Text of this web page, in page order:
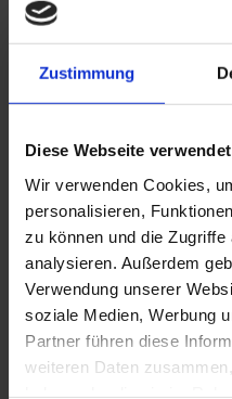
Zustimmung
Diese Webseite
Wir verwenden Cookies,
personalisieren,
zu können und die
analysieren. Außerdem
Verwendung unserer
soziale Medien, Werbung
Partner führen diese
weiteren Daten
AmrumTouristik AöR
Anschrift: Inselstr. 14,
Telefon: 04682-94030
E-Mail:info@amrum.de
Datenschutzbeauftragter
Online-Streitbeilegung
Die Europäische
https://ec.europa.eu/
zur Online-
die Beilegung einer
auf der weitere